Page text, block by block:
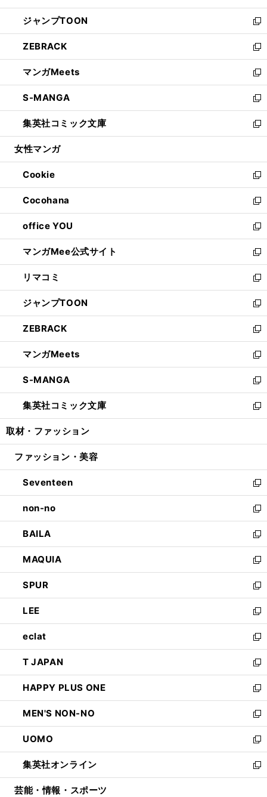
開
く
ウ
で
開
く
ン
ド
ウ
で
開
く
ウ
ィ
ン
ド
ウ
で
開
く
し
い
ウ
ィ
ン
ド
ウ
で
開
く
ジャンプTOON
新
し
い
ウ
ィ
ン
ド
ウ
で
開
ZEBRACK
新
し
い
ウ
ィ
ン
ド
ウ
開
く
マンガMeets
新
し
い
ウ
ィ
ン
ウ
で
開
く
S-MANGA
新
し
い
ウ
ン
ド
ウ
で
開
く
集英社コミック文庫
新
し
ウ
ィ
ン
ド
ウ
で
開
く
女性マンガ
Cookie
新
し
い
ウ
ィ
ン
ド
ウ
で
開
く
Cocohana
新
し
い
ウ
ィ
ン
ド
ウ
で
開
く
office YOU
新
し
い
ウ
ィ
ン
ド
ウ
で
開
く
マンガMee公式サイト
新
し
い
ウ
ィ
ン
ド
ウ
で
開
く
リマコミ
新
し
い
ウ
ィ
ン
ド
ウ
で
開
く
ジャンプTOON
新
し
い
ウ
ィ
ン
ド
ウ
で
開
ZEBRACK
新
し
い
ウ
ィ
ン
ド
ウ
開
マンガMeets
新
し
い
ウ
ィ
ン
ウ
開
く
S-MANGA
新
し
い
ウ
ン
ウ
で
開
く
集英社コミック文庫
新
し
ウ
ン
ド
ウ
で
開
く
取材・ファッション
ファッション・美容
Seventeen
新
し
い
ウ
ィ
ン
ド
ウ
で
開
く
non-no
新
し
い
ウ
ィ
ン
ド
ウ
で
開
く
BAILA
新
し
い
ウ
ィ
ン
ド
ウ
で
開
く
MAQUIA
新
し
い
ウ
ィ
ン
ド
ウ
で
開
く
SPUR
新
し
い
ウ
ィ
ン
ド
ウ
で
開
く
LEE
新
し
い
ウ
ィ
ン
ド
ウ
で
開
く
eclat
新
し
い
ウ
ィ
ン
ド
ウ
で
開
く
T JAPAN
新
し
い
ウ
ィ
ン
ド
ウ
で
開
HAPPY PLUS ONE
新
し
い
ウ
ィ
ン
ド
ウ
MEN'S NON-NO
新
し
い
ウ
ィ
ン
UOMO
新
し
い
ウ
集英社オンライン
新
し
芸能・情報・スポーツ